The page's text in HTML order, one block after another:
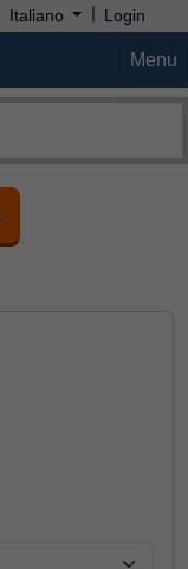
Italiano | Login
Menu